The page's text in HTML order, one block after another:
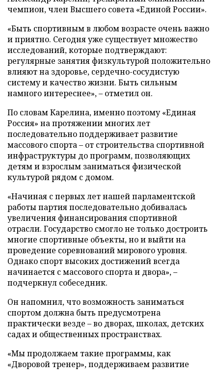
чемпион, член Высшего совета «Единой России».
«Быть спортивным в любом возрасте очень важно
и приятно. Сегодня уже существует множество
исследований, которые подтверждают:
регулярные занятия физкультурой положительно
влияют на здоровье, сердечно-сосудистую
систему и качество жизни. Быть сильным
намного интереснее», – отметил он.
По словам Карелина, именно поэтому «Единая
Россия» на протяжении многих лет
последовательно поддерживает развитие
массового спорта – от строительства спортивной
инфраструктуры до программ, позволяющих
детям и взрослым заниматься физической
культурой рядом с домом.
«Начиная с первых лет нашей парламентской
работы партия последовательно добивалась
увеличения финансирования спортивной
отрасли. Государство смогло не только достроить
многие спортивные объекты, но и выйти на
проведение соревнований мирового уровня.
Однако спорт высоких достижений всегда
начинается с массового спорта и двора», –
подчеркнул собеседник.
Он напомнил, что возможность заниматься
спортом должна быть предусмотрена
практически везде – во дворах, школах, детских
садах и общественных пространствах.
«Мы продолжаем такие программы, как
«Дворовой тренер», поддерживаем развитие